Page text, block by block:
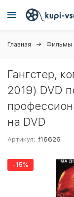
Главная Фильмы
Гангстер,
2019) DVD
на DVD
Артикул: f16626
-15%